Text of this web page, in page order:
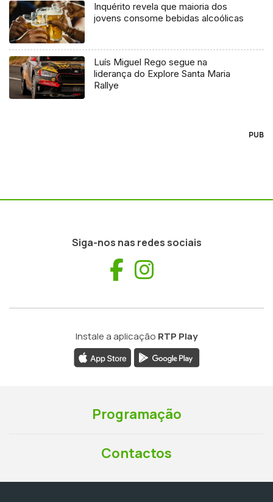
Inquérito revela que maioria dos
jovens consome bebidas alcoólicas
Luís Miguel Rego segue na
liderança do Explore Santa Maria
Rallye
PUB
Siga-nos nas redes sociais
Facebook
Instale a aplicação RTP Play
Programação
Contactos